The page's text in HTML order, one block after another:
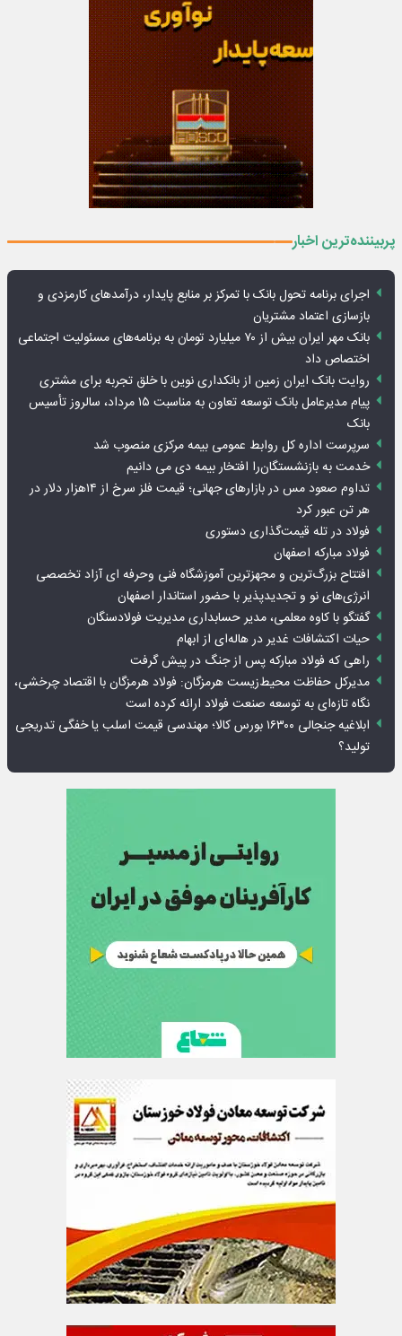
پربیننده‌ترین اخبار
اجرای برنامه تحول بانک با تمرکز بر منابع پایدار، درآمدهای کارمزدی و
بازسازی اعتماد مشتریان
بانک مهر ایران بیش از ۷۰ میلیارد تومان به برنامه‌های مسئولیت اجتماعی
اختصاص داد
روایت بانک ایران زمین از بانکداری نوین با خلق تجربه برای مشتری
پیام مدیرعامل بانک توسعه تعاون به مناسبت ۱۵ مرداد، سالروز تأسیس
بانک
سرپرست اداره کل روابط عمومی بیمه مرکزی منصوب شد
خدمت به بازنشستگان‌را افتخار بیمه دی می دانیم
تداوم صعود مس در بازارهای جهانی؛ قیمت فلز سرخ از ۱۴هزار دلار در
هر تن عبور کرد
فولاد در تله قیمت‌گذاری دستوری
فولاد مبارکه اصفهان
افتتاح بزرگ‌ترین و مجهزترین آموزشگاه فنی وحرفه ای آزاد تخصصی
انرژی‌های نو و تجدیدپذیر با حضور استاندار اصفهان
گفتگو با کاوه معلمی، مدیر حسابداری مدیریت فولادسنگان
حیات اکتشافات غدیر در هاله‌ای از ابهام
راهی که فولاد مبارکه پس از جنگ در پیش گرفت
مدیرکل حفاظت محیط‌زیست هرمزگان: فولاد هرمزگان با اقتصاد چرخشی،
نگاه تازه‌ای به توسعه صنعت فولاد ارائه کرده است
ابلاغیه جنجالی ۱۶۳۰۰ بورس کالا؛ مهندسی قیمت اسلب یا خفگی تدریجی
تولید؟